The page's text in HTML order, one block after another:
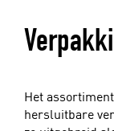
Het
hersluitbare